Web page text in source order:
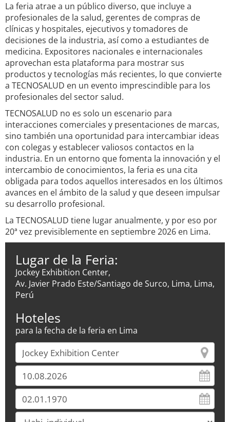
La feria atrae a un público diverso, que incluye a
profesionales de la salud, gerentes de compras de
clínicas y hospitales, ejecutivos y tomadores de
decisiones de la industria, así como a estudiantes de
medicina. Expositores nacionales e internacionales
aprovechan esta plataforma para mostrar sus
productos y tecnologías más recientes, lo que convierte
a TECNOSALUD en un evento imprescindible para los
profesionales del sector salud.
TECNOSALUD no es solo un escenario para
interacciones comerciales y presentaciones de marcas,
sino también una oportunidad para intercambiar ideas
con colegas y establecer valiosos contactos en la
industria. En un entorno que fomenta la innovación y el
intercambio de conocimientos, la feria es una cita
obligada para todos aquellos interesados en los últimos
avances en el ámbito de la salud y que deseen impulsar
su desarrollo profesional.
La TECNOSALUD tiene lugar anualmente, y por eso por
20ª vez previsiblemente en septiembre 2026 en Lima.
Lugar de la Feria:
Jockey Exhibition Center,
Av. Javier Prado Este/Santiago de Surco, Lima, Lima,
Perú
Hoteles
para la fecha de la feria en Lima